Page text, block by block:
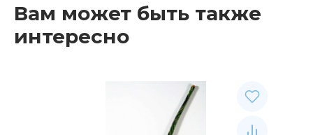
Вам может быть также
интересно